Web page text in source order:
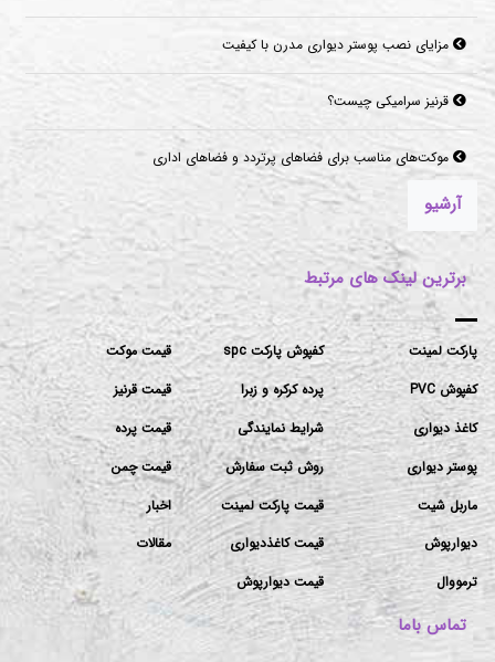
مزایای نصب پوستر دیواری مدرن با کیفیت
قرنیز سرامیکی چیست؟
موکت‌های مناسب برای فضاهای پرتردد و فضاهای اداری
آرشیو
برترین لینک های مرتبط
پارکت لمینت
کفپوش PVC
کاغذ دیواری
پوستر دیواری
ماربل شیت
دیوارپوش
ترمووال
کفپوش پارکت spc
پرده کرکره و زبرا
شرایط نمایندگی
روش ثبت سفارش
قیمت پارکت لمینت
قیمت کاغذدیواری
قیمت دیوارپوش
قیمت موکت
قیمت قرنیز
قیمت پرده
قیمت چمن
اخبار
مقالات
تماس باما